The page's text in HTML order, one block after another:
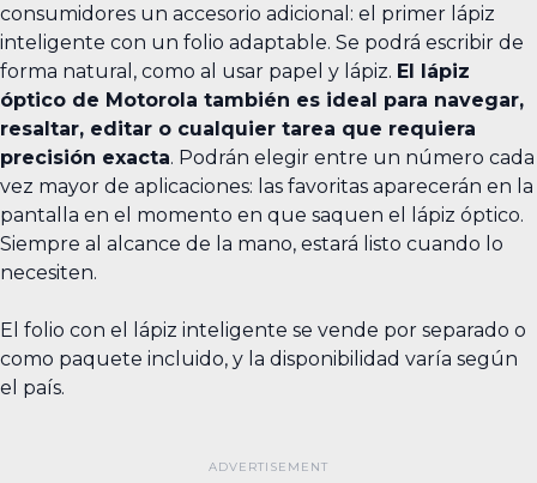
consumidores un accesorio adicional: el primer lápiz
inteligente con un folio adaptable. Se podrá escribir de
forma natural, como al usar papel y lápiz. El lápiz
óptico de Motorola también es ideal para navegar,
resaltar, editar o cualquier tarea que requiera
precisión exacta. Podrán elegir entre un número cada
vez mayor de aplicaciones: las favoritas aparecerán en la
pantalla en el momento en que saquen el lápiz óptico.
Siempre al alcance de la mano, estará listo cuando lo
necesiten.
El folio con el lápiz inteligente se vende por separado o
como paquete incluido, y la disponibilidad varía según
el país.